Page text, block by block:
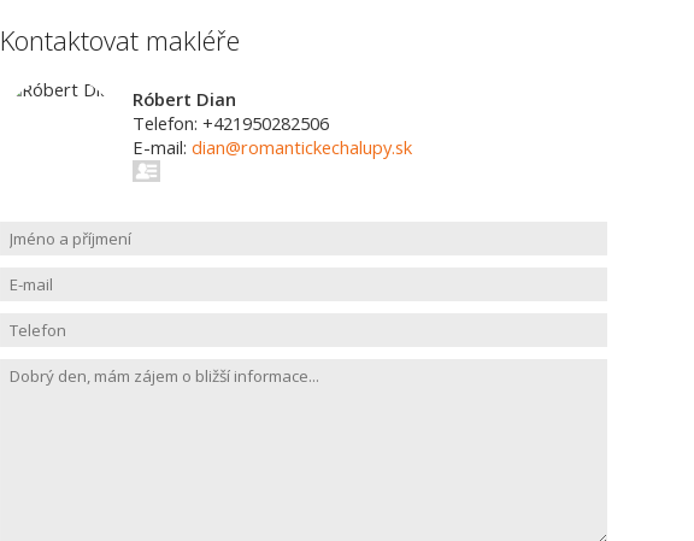
Kontaktovat makléře
Róbert Dian
Telefon: +421950282506
E-mail: dian@romantickechalupy.sk